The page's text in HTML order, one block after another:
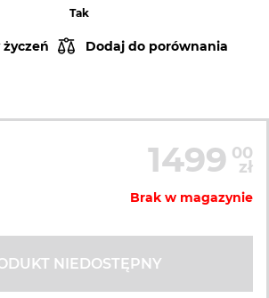
Tak
Dodaj do porównania
1499 00
zł
Brak w magazynie
NIEDOSTĘPNY